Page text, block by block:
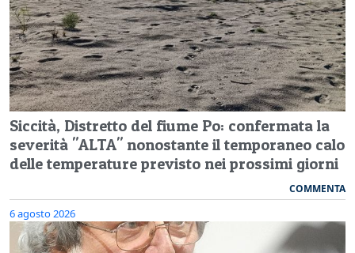
Siccità, Distretto del fiume Po: confermata la
severità "ALTA" nonostante il temporaneo calo
delle temperature previsto nei prossimi giorni
COMMENTA
6 agosto 2026